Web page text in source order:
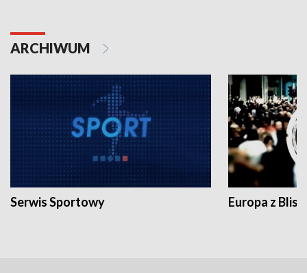
ARCHIWUM
Serwis Sportowy Europa z